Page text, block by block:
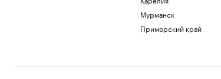
Мурманск
Приморский край